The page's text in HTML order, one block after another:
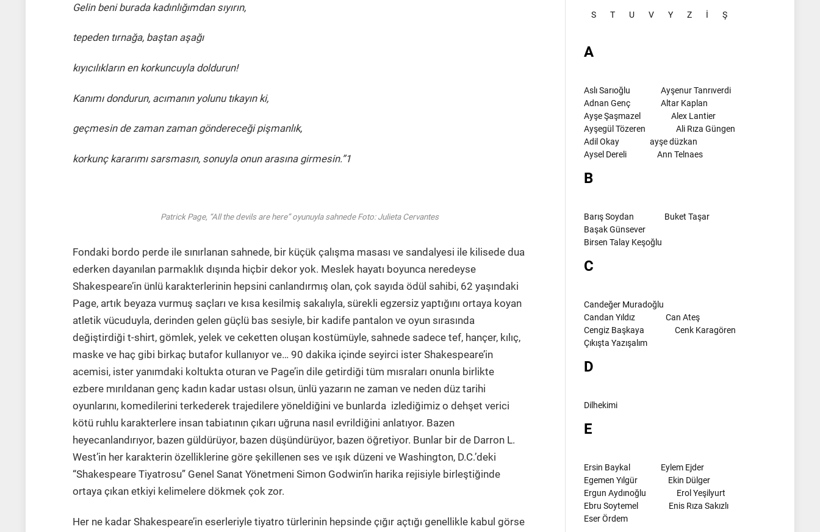
Gelin beni burada kadınlığımdan sıyırın,
tepeden tırnağa, baştan aşağı
kıyıcılıkların en korkuncuyla doldurun!
Kanımı dondurun, acımanın yolunu tıkayın ki,
geçmesin de zaman zaman göndereceği pişmanlık,
korkunç kararımı sarsmasın, sonuyla onun arasına girmesin.”1
Patrick Page, “All the devils are here” oyunuyla sahnede Foto: Julieta Cervantes
Fondaki bordo perde ile sınırlanan sahnede, bir küçük çalışma masası ve sandalyesi ile kilisede dua
ederken dayanılan parmaklık dışında hiçbir dekor yok. Meslek hayatı boyunca neredeyse
Shakespeare’in ünlü karakterlerinin hepsini canlandırmış olan, çok sayıda ödül sahibi, 62 yaşındaki
Page, artık beyaza vurmuş saçları ve kısa kesilmiş sakalıyla, sürekli egzersiz yaptığını ortaya koyan
atletik vücuduyla, derinden gelen güçlü bas sesiyle, bir kadife pantalon ve oyun sırasında
değiştirdiği t-shirt, gömlek, yelek ve ceketten oluşan kostümüyle, sahnede sadece tef, hançer, kılıç,
maske ve haç gibi birkaç butafor kullanıyor ve… 90 dakika içinde seyirci ister Shakespeare’in
acemisi, ister yanımdaki koltukta oturan ve Page’in dile getirdiği tüm mısraları onunla birlikte
ezbere mırıldanan genç kadın kadar ustası olsun, ünlü yazarın ne zaman ve neden düz tarihi
oyunlarını, komedilerini terkederek trajedilere yöneldiğini ve bunlarda izlediğimiz o dehşet verici
kötü ruhlu karakterlere insan tabiatının çıkarı uğruna nasıl evrildiğini anlatıyor. Bazen
heyecanlandırıyor, bazen güldürüyor, bazen düşündürüyor, bazen öğretiyor. Bunlar bir de Darron L.
West’in her karakterin özelliklerine göre şekillenen ses ve ışık düzeni ve Washington, D.C.’deki
“Shakespeare Tiyatrosu” Genel Sanat Yönetmeni Simon Godwin’in harika rejisiyle birleştiğinde
ortaya çıkan etkiyi kelimelere dökmek çok zor.
Her ne kadar Shakespeare’in eserleriyle tiyatro türlerinin hepsinde çığır açtığı genellikle kabul görse
S T U V Y Z İ Ş
A
Aslı Sarıoğlu
Ayşenur Tanrıverdi
Adnan Genç
Altar Kaplan
Ayşe Şaşmazel
Alex Lantier
Ayşegül Tözeren
Ali Rıza Güngen
Adil Okay
ayşe düzkan
Aysel Dereli
Ann Telnaes
B
Barış Soydan
Buket Taşar
Başak Günsever
Birsen Talay Keşoğlu
C
Candeğer Muradoğlu
Candan Yıldız
Can Ateş
Cengiz Başkaya
Cenk Karagören
Çıkışta Yazışalım
D
Dilhekimi
E
Ersin Baykal
Eylem Ejder
Egemen Yılgür
Ekin Dülger
Ergun Aydınoğlu
Erol Yeşilyurt
Ebru Soytemel
Enis Rıza Sakızlı
Eser Ördem